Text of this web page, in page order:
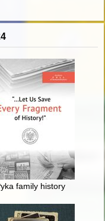
Inżynierów i
family history